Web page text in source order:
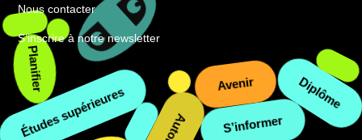
Nous contacter
S’inscrire à notre newsletter
Planifier
Diplôme
Avenir
Études supérieures S’informer